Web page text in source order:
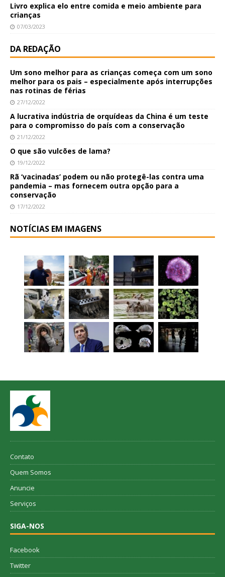
Livro explica elo entre comida e meio ambiente para
crianças
07/03/2023
DA REDAÇÃO
Um sono melhor para as crianças começa com um sono
melhor para os pais – especialmente após interrupções
nas rotinas de férias
27/12/2022
A lucrativa indústria de orquídeas da China é um teste
para o compromisso do país com a conservação
21/12/2022
O que são vulcões de lama?
19/12/2022
Rã ‘vacinadas’ podem ou não protegê-las contra uma
pandemia – mas fornecem outra opção para a
conservação
17/12/2022
NOTÍCIAS EM IMAGENS
Contato
Quem Somos
Anuncie
Serviços
SIGA-NOS
Facebook
Twitter